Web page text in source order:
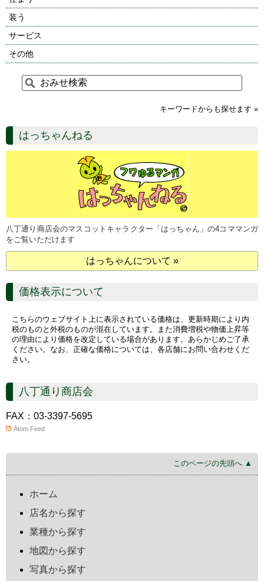
装う
サービス
その他
キーワードからも探せます »
はっちゃんねる
八丁通り商店会のマスコットキャラクター「はっちゃん」の4コママンガ
をご覧いただけます
はっちゃんについて »
価格表示について
こちらのウェブサイト上に表示されている価格は、更新時期により内
税のものと外税のものが混在しています。また消費増税や物価上昇等
の理由により価格を改定している場合があります。あらかじめご了承
ください。なお、正確な価格については、各店舗にお問い合わせくだ
さい。
八丁通り商店会
FAX：03-3397-5695
Atom Feed
このページの先頭へ ▲
ホーム
店名から探す
業種から探す
地図から探す
写真から探す